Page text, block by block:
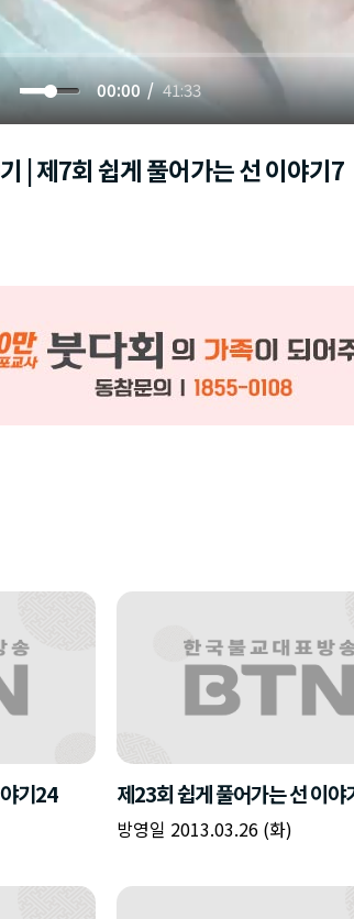
00:00 41:33
| 제7회 쉽게 풀어가는 선 이야기7